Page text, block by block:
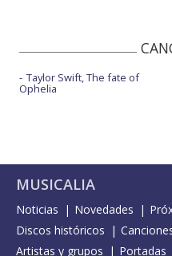
Taylor Swift, The fate of
Ophelia
MUSICALIA
Noticias Novedades
Discos históricos
Artistas y grupos
Portadas